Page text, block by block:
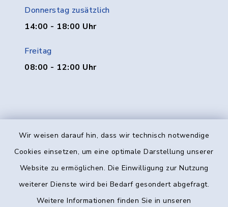
Wir weisen darauf hin, dass wir technisch notwendige
Cookies einsetzen, um eine optimale Darstellung unserer
Website zu ermöglichen. Die Einwilligung zur Nutzung
weiterer Dienste wird bei Bedarf gesondert abgefragt.
Weitere Informationen finden Sie in unseren
Donnerstag zusätzlich
14:00 - 18:00 Uhr
Freitag
08:00 - 12:00 Uhr
Kontakt
Datenschutz